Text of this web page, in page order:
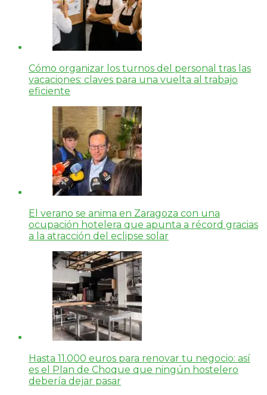
Cómo organizar los turnos del personal tras las
vacaciones: claves para una vuelta al trabajo
eficiente
El verano se anima en Zaragoza con una
ocupación hotelera que apunta a récord gracias
a la atracción del eclipse solar
Hasta 11.000 euros para renovar tu negocio: así
es el Plan de Choque que ningún hostelero
debería dejar pasar